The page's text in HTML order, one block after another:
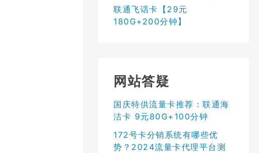
联通飞话卡【29元
180G+200分钟】
网站答疑
国庆特供流量卡推荐：联通海
洁卡 9元80G+100分钟
172号卡分销系统有哪些优
势？2024流量卡代理平台测